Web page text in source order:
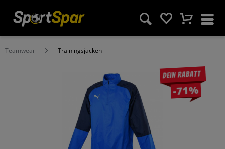
Teamwear Trainingsjacken
Dein Rabatt
-71%